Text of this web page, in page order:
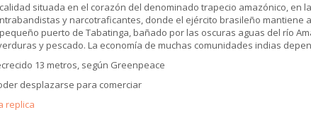
situada en el corazón del denominado trapecio amazónico, en
y narcotraficantes, donde el ejército brasileño mantiene
puerto de Tabatinga, bañado por las oscuras aguas del río
y pescado. La economía de muchas comunidades indias
13 metros, según Greenpeace
desplazarse para comerciar
replica